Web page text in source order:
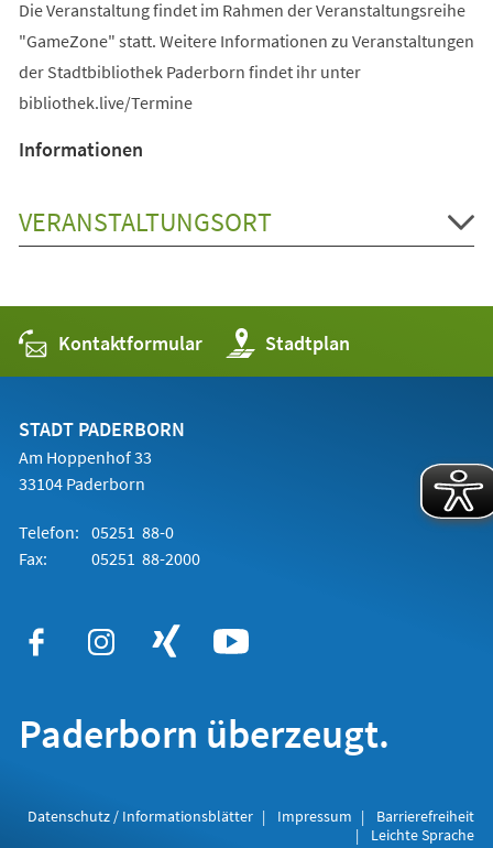
Die Veranstaltung findet im Rahmen der Veranstaltungsreihe
"GameZone" statt. Weitere Informationen zu Veranstaltungen
der Stadtbibliothek Paderborn findet ihr unter
bibliothek.live/Termine
Informationen
VERANSTALTUNGSORT
Kontaktformular Stadtplan
(Öffnet
in
einem
STADT PADERBORN
Am Hoppenhof 33
33104 Paderborn
Telefon: 05251 88-0
Fax:
05251 88-2000
Paderborn überzeugt.
Datenschutz / Informationsblätter Impressum
Barrierefreiheit
Leichte Sprache